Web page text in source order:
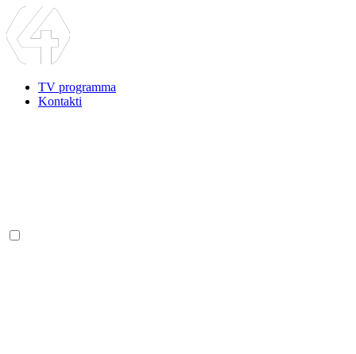
TV programma
Kontakti